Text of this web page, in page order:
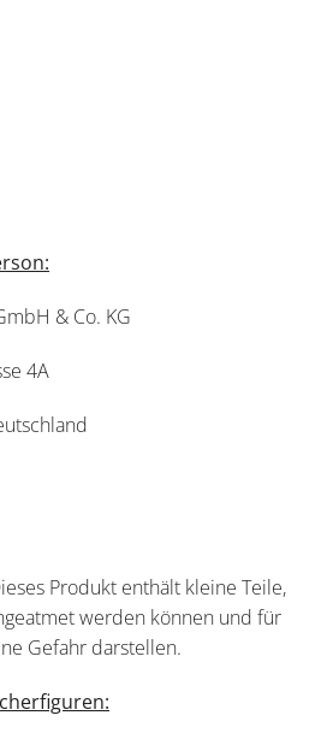
& Co. KG
4A
Produkt enthält kleine Teile,
werden können und für
Gefahr darstellen.